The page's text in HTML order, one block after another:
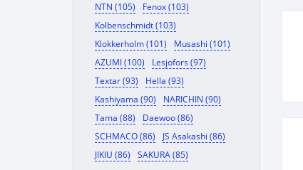
NTN (105)
Fenox (103)
Kolbenschmidt (103)
Klokkerholm (101)
Musashi (101)
AZUMI (100)
Lesjofors (97)
Textar (93)
Hella (93)
Kashiyama (90)
NARICHIN (90)
Tama (88)
Daewoo (86)
SCHMACO (86)
JS Asakashi (86)
JIKIU (86)
SAKURA (85)